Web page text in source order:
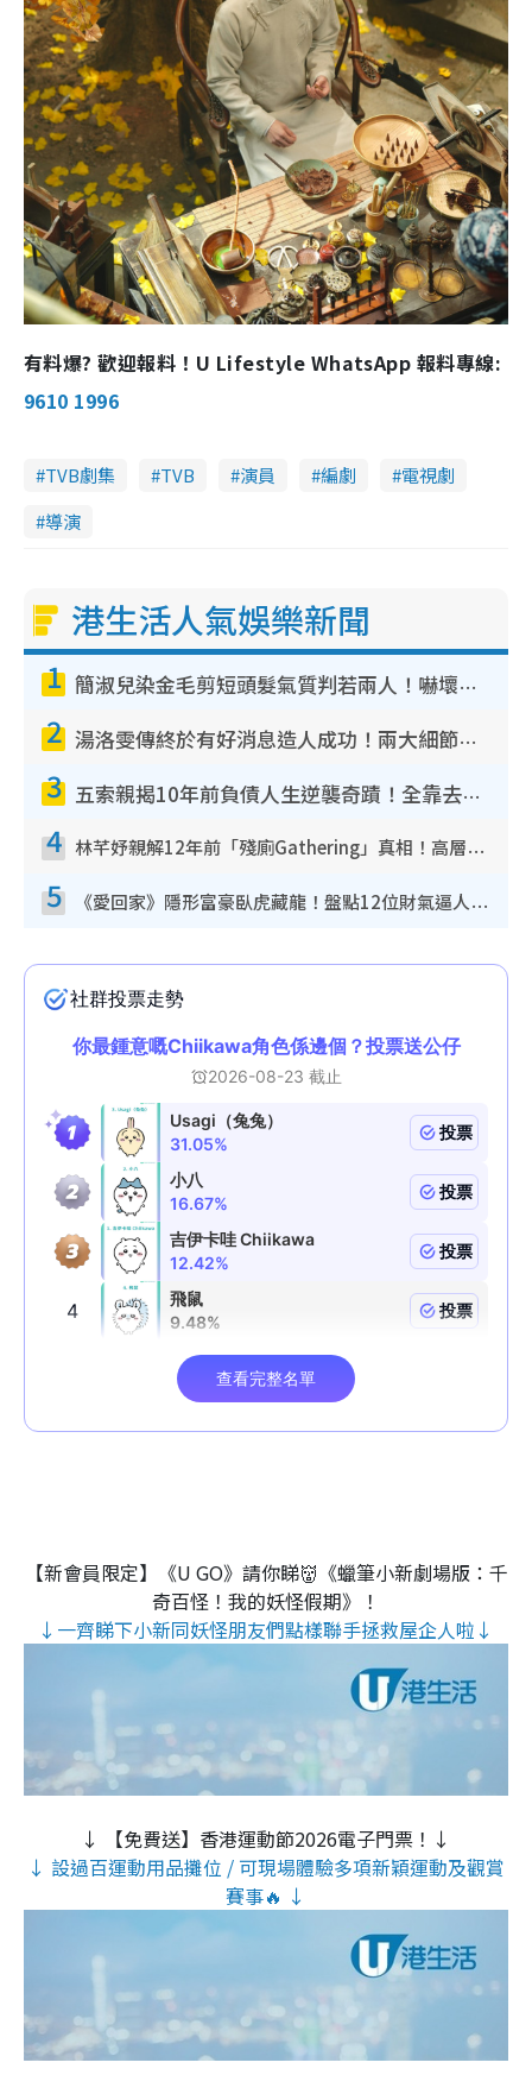
有料爆? 歡迎報料！U Lifestyle WhatsApp 報料專線:
9610 1996
TVB劇集 TVB 演員 編劇
電視劇
導演
港生活人氣娛樂新聞
1 簡淑兒染金毛剪短頭髮氣質判若兩人！嚇壞老公麥大力都認唔出：「你做咩事？」
2 湯洛雯傳終於有好消息造人成功！兩大細節曝孕味極濃惹猜測：大肚婆先會咁！
3 五索親揭10年前負債人生逆襲奇蹟！全靠去一地方轉運後即遇上馬先生
4 林芊妤親解12年前「殘廁Gathering」真相！高層解約一句話重創尊嚴至今拒返TVB
5 《愛回家》隱形富豪臥虎藏龍！盤點12位財氣逼人的有錢藝人：呢位靚女3億身家唔憂做
【新會員限定】《U GO》請你睇👹《蠟筆小新劇場版：千
奇百怪！我的妖怪假期》！
↓一齊睇下小新同妖怪朋友們點樣聯手拯救屋企人啦↓
↓ 【免費送】香港運動節2026電子門票！↓
↓ 設過百運動用品攤位 / 可現場體驗多項新穎運動及觀賞
賽事🔥 ↓